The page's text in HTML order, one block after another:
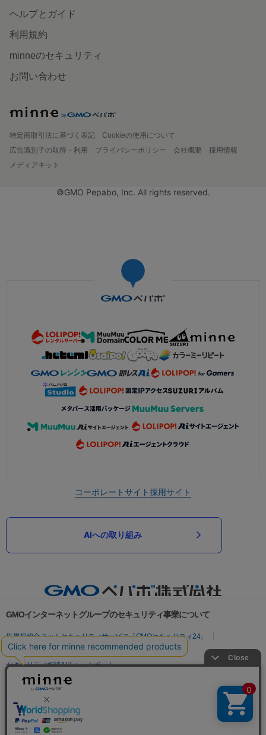
ヘルプとガイド
利用規約
minneのセキュリティ
お問い合わせ
特定商取引法に基づく表記
Cookieの使用について
広告識別子の取得・利用
プライバシーポリシー 会社概要
採用情報
メディアキット
©GMO Pepabo, Inc. All rights reserved.
コーポレートサイト採用サイト
AIへの取り組み
GMOインターネットグループのセキュリティ事業について
世界初総合ネットセキュリティサービス「GMOセキュリティ24」
パスワード漏洩診断
Webサイトリスク診断
セキュリティ相談AIチャットボット
実在証明・盗聴対策
サイバー攻撃対策（GMO Flatt Security）
セキュリティ事業の軌跡